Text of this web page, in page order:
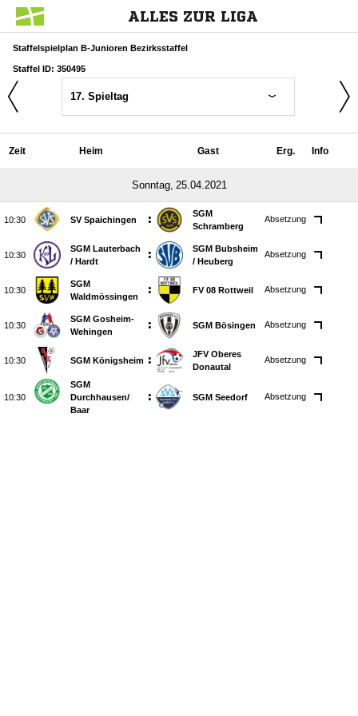
ALLES ZUR LIGA
Staffelspielplan B-Junioren Bezirksstaffel
Staffel ID: 350495
17. Spieltag
Zeit Heim Gast Erg. Info
 
 SV Spaichingen :
SGM
Schramberg
Absetzung

SGM Lauterbach
/​ Hardt
:
SGM Bubsheim
/​ Heuberg
Absetzung

SGM
Waldmössingen
: FV 08 Rottweil Absetzung

SGM Gosheim-
Wehingen
: SGM Bösingen Absetzung
 SGM Königsheim :
JFV Oberes
Donautal
Absetzung

SGM
Durchhausen/​
Baar
: SGM Seedorf Absetzung